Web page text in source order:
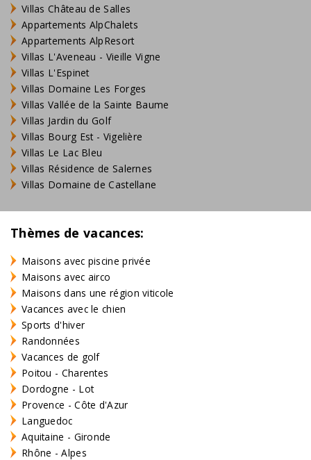
Villas Château de Salles
Appartements AlpChalets
Appartements AlpResort
Villas L'Aveneau - Vieille Vigne
Villas L'Espinet
Villas Domaine Les Forges
Villas Vallée de la Sainte Baume
Villas Jardin du Golf
Villas Bourg Est - Vigelière
Villas Le Lac Bleu
Villas Résidence de Salernes
Villas Domaine de Castellane
Thèmes de vacances:
Maisons avec piscine privée
Maisons avec airco
Maisons dans une région viticole
Vacances avec le chien
Sports d'hiver
Randonnées
Vacances de golf
Poitou - Charentes
Dordogne - Lot
Provence - Côte d'Azur
Languedoc
Aquitaine - Gironde
Rhône - Alpes